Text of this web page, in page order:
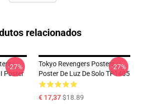
relacionados
-
Poster
-27%
Tokyo Revengers Posters -
Poster De Luz De Solo TP1405
€ 17,37$18.89
-27%